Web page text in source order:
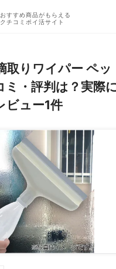
おすすめ商品がもらえる
クチコミポイ活サイト
取りワイパー ペ
ミ・評判は？実際
ビュー1件